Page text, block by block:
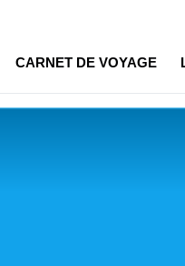
CARNET DE VOYAGE